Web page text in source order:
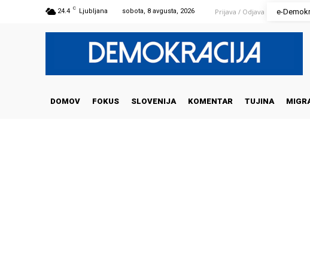
24.4 C Ljubljana sobota, 8 avgusta, 2026 Prijava / Odjava e-
DOMOV FOKUS SLOVENIJA KOMENTAR TUJINA